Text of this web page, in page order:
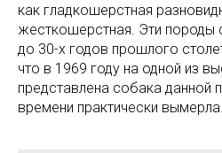
как гладкошерстная
жесткошерстная. Эти породы
до 30-х годов прошлого
что в 1969 году на одной из
представлена собака данной
времени практически вымерла.